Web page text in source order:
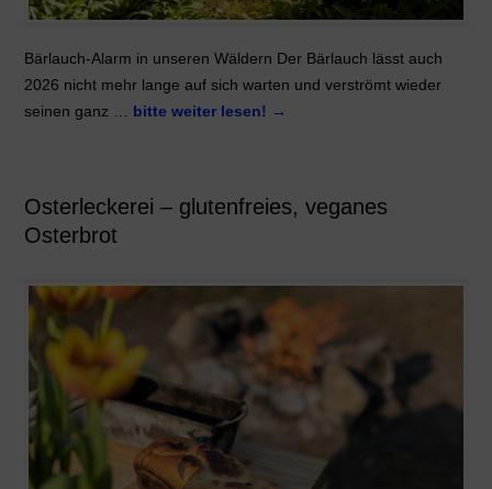
Bärlauch-Alarm in unseren Wäldern Der Bärlauch lässt auch
2026 nicht mehr lange auf sich warten und verströmt wieder
seinen ganz … bitte weiter lesen! →
Osterleckerei – glutenfreies, veganes
Osterbrot